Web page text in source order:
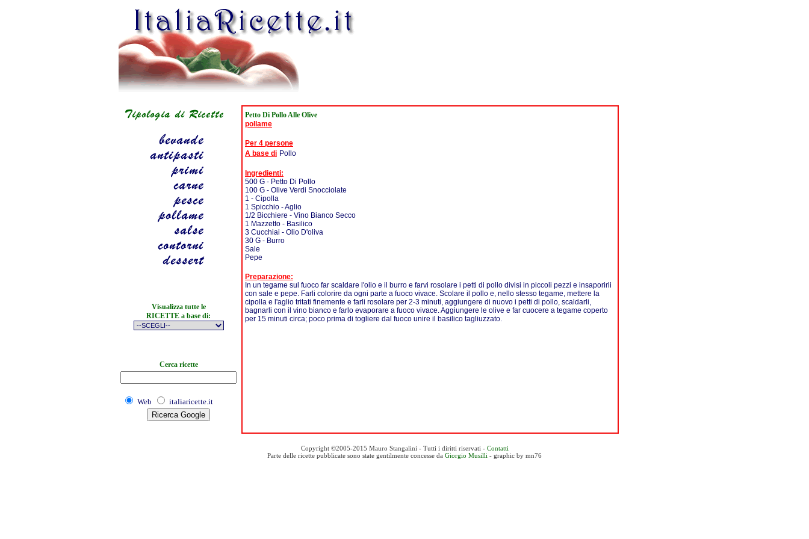
Visualizza tutte le
RICETTE a base di:
Cerca ricette
Web italiaricette.it
Petto Di Pollo Alle Olive
pollame
Per 4 persone
A base di Pollo
Ingredienti:
500 G - Petto Di Pollo
100 G - Olive Verdi Snocciolate
1 - Cipolla
1 Spicchio - Aglio
1/2 Bicchiere - Vino Bianco Secco
1 Mazzetto - Basilico
3 Cucchiai - Olio D'oliva
30 G - Burro
Sale
Pepe
Preparazione:
In un tegame sul fuoco far scaldare l'olio e il burro e farvi rosolare i petti di pollo divisi in piccoli pezzi e insaporirli
con sale e pepe. Farli colorire da ogni parte a fuoco vivace. Scolare il pollo e, nello stesso tegame, mettere la
cipolla e l'aglio tritati finemente e farli rosolare per 2-3 minuti, aggiungere di nuovo i petti di pollo, scaldarli,
bagnarli con il vino bianco e farlo evaporare a fuoco vivace. Aggiungere le olive e far cuocere a tegame coperto
per 15 minuti circa; poco prima di togliere dal fuoco unire il basilico tagliuzzato.
Copyright ©2005-2015 Mauro Stangalini - Tutti i diritti riservati - Contatti
Parte delle ricette pubblicate sono state gentilmente concesse da Giorgio Musilli - graphic by mn76